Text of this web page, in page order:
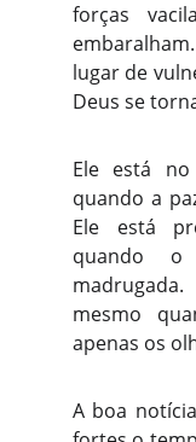
forças
lugar de
Deus se
Ele está
quando a
Ele está
quando
mesmo
apenas os
A boa